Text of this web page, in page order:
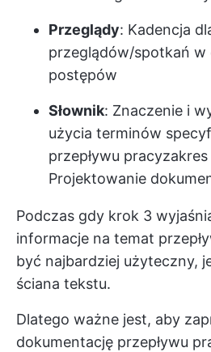
Przeglądy: Kadencja
przeglądów/spotkań w
postępów
Słownik: Znaczenie i
użycia terminów
przepływu pracy
Projektowanie
Podczas gdy krok 3
informacje na temat
być najbardziej użyteczny,
ściana tekstu.
Dlatego ważne jest, aby
dokumentację przepływu